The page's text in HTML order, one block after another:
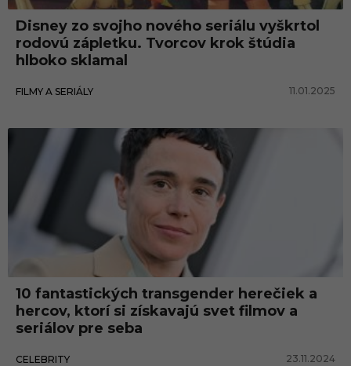
e
n
d
e
Disney zo svojho nového seriálu vyškrtol
rodovú zápletku. Tvorcov krok štúdia
hlboko sklamal
FILMY A SERIÁLY 11.01.2025
10 fantastických transgender herečiek a
hercov, ktorí si získavajú svet filmov a
seriálov pre seba
CELEBRITY 23.11.2024